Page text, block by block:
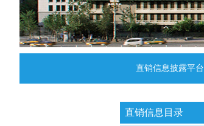
直销信息披露平台
直销信息目录